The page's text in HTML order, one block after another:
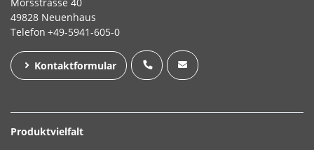
Morsstrasse 40
49828 Neuenhaus
Telefon +49-5941-605-0
Kontaktformular
Produktvielfalt